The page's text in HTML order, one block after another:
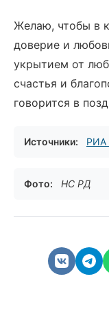
Желаю, чтобы в
доверие и
укрытием от
счастья и
говорится в
Источники: РИА
Фото: НС РД